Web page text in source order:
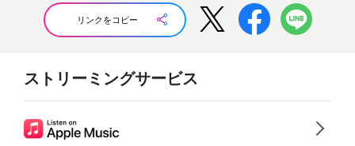
リンクをコピー
ストリーミングサービス